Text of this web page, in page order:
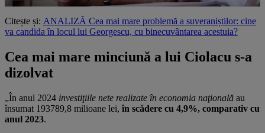
Citește și: ANALIZĂ Cea mai mare problemă a suveraniștilor: cine
va candida în locul lui Georgescu, cu binecuvântarea acestuia?
Cea mai mare minciună a lui Ciolacu s-a
dizolvat
„În anul 2024 investiţiile nete realizate în economia naţională au
însumat 193789,8 milioane lei, în scădere cu 4,9%, comparativ cu
anul 2023.